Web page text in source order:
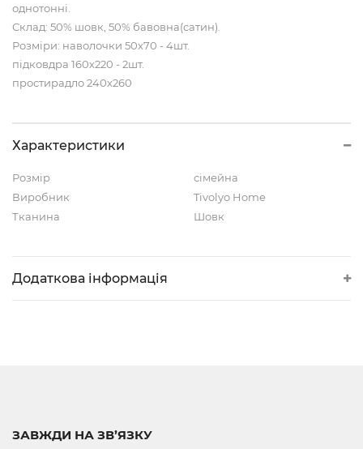
однотонні.
Склад: 50% шовк, 50% бавовна(сатин).
Розміри: наволочки 50х70 - 4шт.
підковдра 160х220 - 2шт.
простирадло 240х260
Характеристики
Розмір
сімейна
Виробник
Tivolyo Home
Тканина
Шовк
Додаткова інформація
ЗАВЖДИ НА ЗВ’ЯЗКУ